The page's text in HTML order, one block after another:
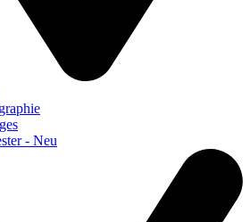
- Neu